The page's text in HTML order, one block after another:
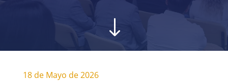
"
18 de Mayo de 2026